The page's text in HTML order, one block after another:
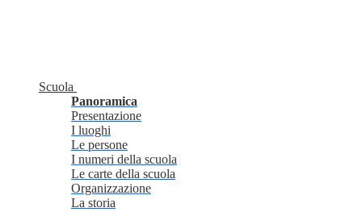
Scuola
Panoramica
Presentazione
I luoghi
Le persone
I numeri della scuola
Le carte della scuola
Organizzazione
La storia